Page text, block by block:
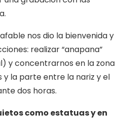
nos dio la bienvenida y
realizar “anapana”
y concentrarnos en la zona
y la parte entre la nariz y el
dos horas.
como estatuas y en